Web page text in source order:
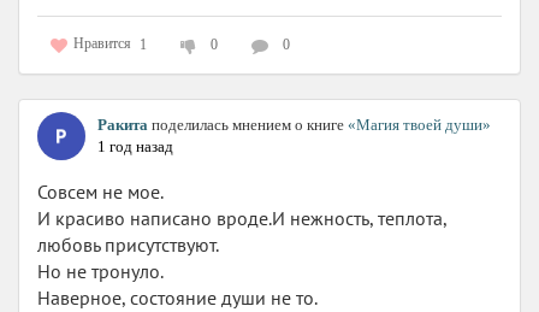
Нравится 1 0 0
Ракита поделилась мнением о книге «Магия твоей души»
1 год назад
Совсем не мое.
И красиво написано вроде.И нежность, теплота,
любовь присутствуют.
Но не тронуло.
Наверное, состояние души не то.